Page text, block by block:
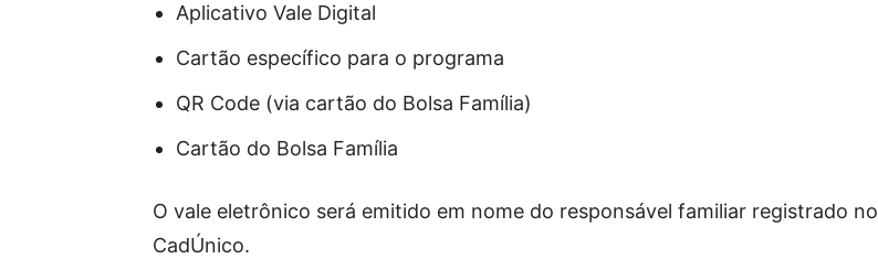
Aplicativo Vale Digital
Cartão específico para o programa
QR Code (via cartão do Bolsa Família)
Cartão do Bolsa Família
O vale eletrônico será emitido em nome do responsável familiar registrado no
CadÚnico.